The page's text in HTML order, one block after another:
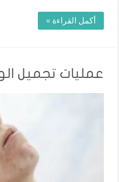
أكمل القراءة »
عمليات تجميل